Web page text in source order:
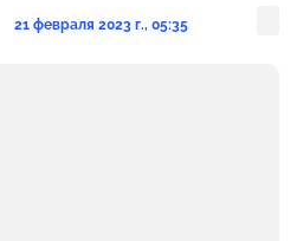
21 февраля 2023 г., 05:35